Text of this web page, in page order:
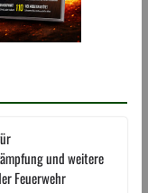
und weitere
Feuerwehr